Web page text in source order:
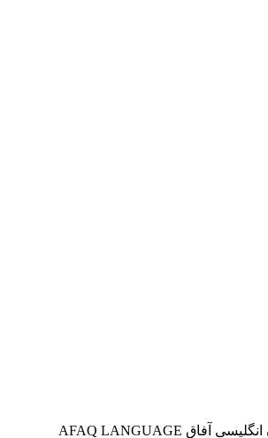
موسسه آموزش زبان انگلیسی آفاق AFAQ LANGUAGE